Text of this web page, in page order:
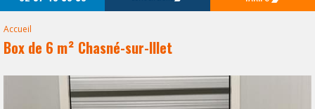
Accueil
Box de 6 m² Chasné-sur-Illet